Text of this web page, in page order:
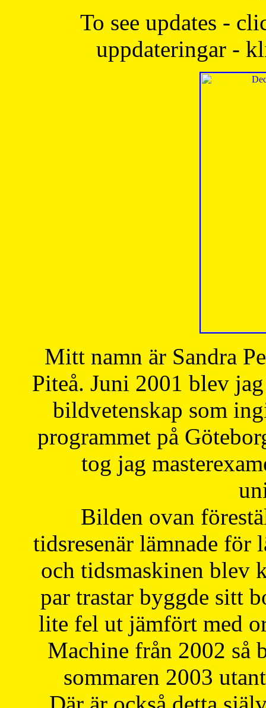
To see updates -
uppdateringar -
Mitt namn är Sandra
Piteå. Juni 2001 blev
bildvetenskap som
programmet på
tog jag
Bilden ovan
tidsresenär lämnade för
och tidsmaskinen blev
par trastar byggde sitt
lite fel ut jämfört med
Machine från 2002 så
sommaren 2003